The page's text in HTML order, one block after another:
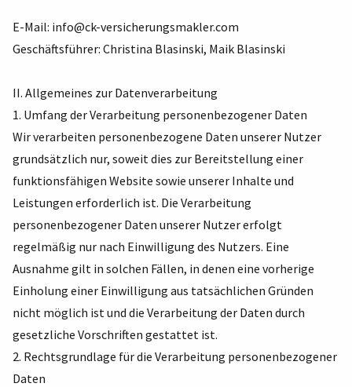
E-Mail: info@ck-versicherungsmakler.com
Geschäftsführer: Christina Blasinski, Maik Blasinski
II. Allgemeines zur Datenverarbeitung
1. Umfang der Verarbeitung personenbezogener Daten
Wir verarbeiten personenbezogene Daten unserer Nutzer
grundsätzlich nur, soweit dies zur Bereitstellung einer
funktionsfähigen Website sowie unserer Inhalte und
Leistungen erforderlich ist. Die Verarbeitung
personenbezogener Daten unserer Nutzer erfolgt
regelmäßig nur nach Einwilligung des Nutzers. Eine
Ausnahme gilt in solchen Fällen, in denen eine vorherige
Einholung einer Einwilligung aus tatsächlichen Gründen
nicht möglich ist und die Verarbeitung der Daten durch
gesetzliche Vorschriften gestattet ist.
2. Rechtsgrundlage für die Verarbeitung personenbezogener
Daten